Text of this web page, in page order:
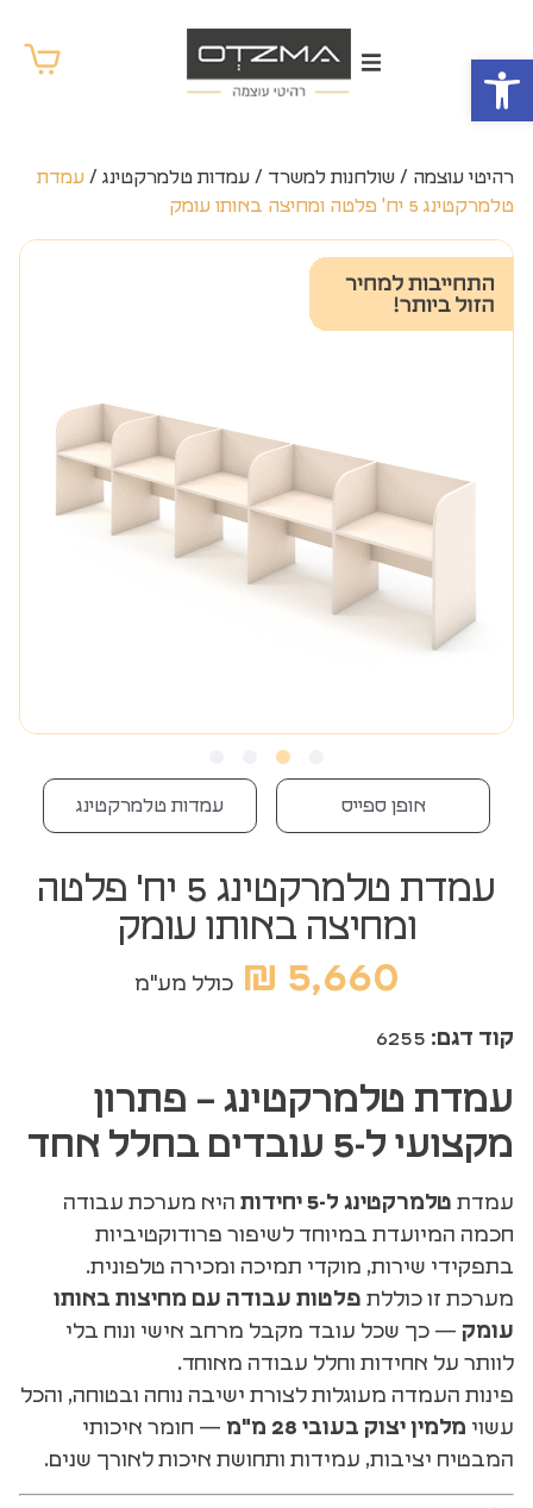
פתח סרגל נגישות
רהיטי עוצמה / שולחנות למשרד / עמדות טלמרקטינג / עמדת
טלמרקטינג 5 יח' פלטה ומחיצה באותו עומק
אופן ספייס עמדות טלמרקטינג
עמדת טלמרקטינג 5 יח' פלטה
ומחיצה באותו עומק
5,660
₪ כולל מע"מ
קוד דגם:
עמדת טלמרקטינג – פתרון
מקצועי ל-5 עובדים בחלל אחד
עמדת טלמרקטינג ל-5 יחידות
היא מערכת עבודה
חכמה המיועדת במיוחד לשיפור פרודוקטיביות
בתפקידי שירות, מוקדי תמיכה ומכירה טלפונית.
מערכת זו כוללת פלטות עבודה עם מחיצות באותו
עומק — כך שכל עובד מקבל מרחב אישי ונוח בלי
לוותר על אחידות וחלל עבודה מאוחד.
פינות העמדה מעוגלות לצורת ישיבה נוחה ובטוחה, והכל
עשוי מלמין יצוק בעובי 28 מ"מ
— חומר איכותי
המבטיח יציבות, עמידות ותחושת איכות לאורך שנים.